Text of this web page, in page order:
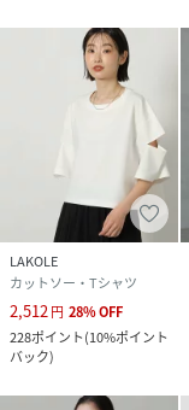
LAKOLE
カットソー・Tシャツ
2,512 円 28%OFF
228ポイント(10%ポイント
バック)